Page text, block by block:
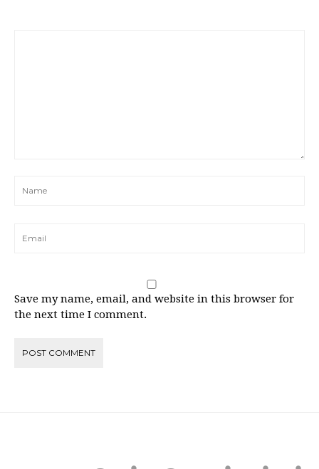
Save my name, email, and website in this browser for
the next time I comment.